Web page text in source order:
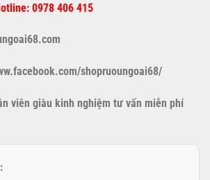
0978 406 415
shopruoungoai68/
viên giàu kinh nghiệm tư vấn miễn phí